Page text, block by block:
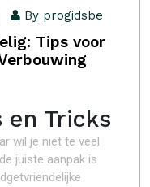
By progidsbe
Tips voor
en Tricks
wil je niet te veel
juiste aanpak is